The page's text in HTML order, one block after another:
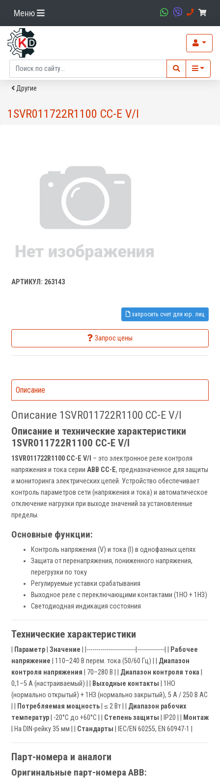
Меню
Другие
1SVR011722R1100 CC-E V/I
АРТИКУЛ: 263143
запросить счет для юр. лиц
Запрос цены
Описание
Описание 1SVR011722R1100 CC-E V/I
Описание и технические характеристики
1SVR011722R1100 CC-E V/I
1SVR011722R1100 CC-E V/I – это электронное реле контроля
напряжения и тока серии ABB CC-E, предназначенное для защиты
и мониторинга электрических цепей. Устройство обеспечивает
контроль параметров сети (напряжения и тока) и автоматическое
отключение нагрузки при выходе значений за установленные
пределы.
Основные функции:
Контроль напряжения (V) и тока (I) в однофазных цепях
Защита от перенапряжения, пониженного напряжения,
перегрузки по току
Регулируемые уставки срабатывания
Выходное реле с переключающими контактами (1НО + 1НЗ)
Светодиодная индикация состояния
Технические характеристики
Параметр Значение | |-------------------------|--------------| |
Рабочее
напряжение | 110–240 В перем. тока (50/60 Гц) | | Диапазон
контроля напряжения | 70–280 В | | Диапазон контроля тока
0,1–5 А (настраиваемый) | |
Выходные контакты | 1НО
(нормально открытый) + 1НЗ (нормально закрытый), 5 А / 250 В AC
Потребляемая мощность | ≤ 2 Вт | | Диапазон рабочих
температур | -20°C до +60°C | | Степень защиты | IP20 | |
Монтаж
| На DIN-рейку 35 мм | | Стандарты | IEC/EN 60255, EN 60947-1 |
Парт-номера и аналоги
Оригинальные парт-номера ABB: